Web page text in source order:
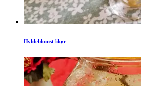
Hyldeblomst likør